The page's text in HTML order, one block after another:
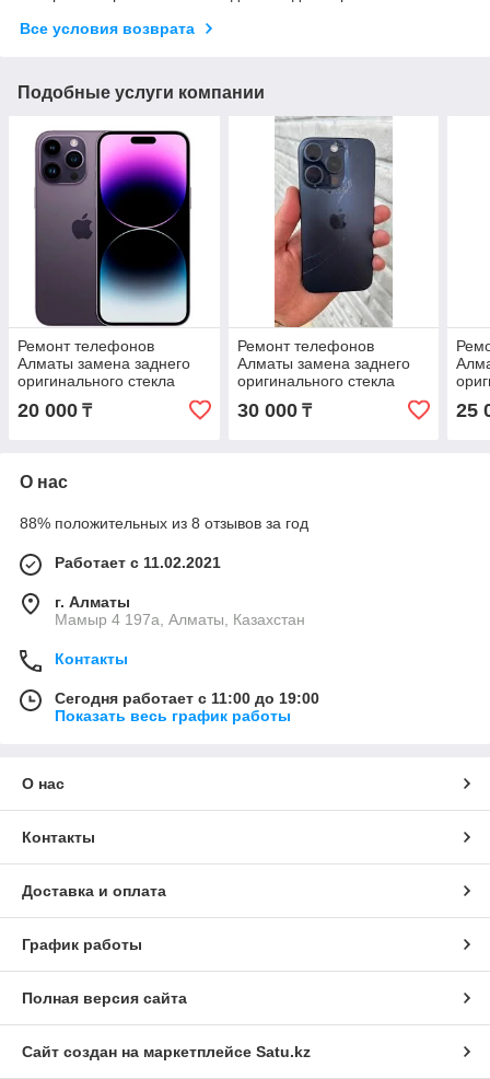
Все условия возврата
Подобные услуги компании
Ремонт телефонов
Алматы замена заднего
оригинального стекла
гарантией
20 000 ₸
Ремонт телефонов
Алматы замена заднего
оригинального стекла
гарантией
30 000₸ 25
О нас
88% положительных из 8 отзывов за год
Работает с 11.02.2021
г. Алматы
Мамыр 4 197а, Алматы, Казахстан
Контакты
Сегодня работает с 11:00 до 19:00
Показать весь график работы
О нас
Контакты
Доставка и оплата
График работы
Полная версия сайта
Сайт создан на маркетплейсе Satu.kz